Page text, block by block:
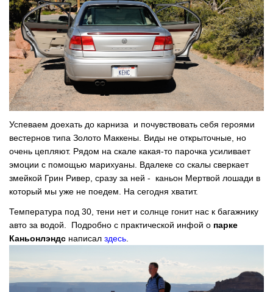
Успеваем доехать до карниза и почувствовать себя героями
вестернов типа Золото Маккены. Виды не открыточные, но
очень цепляют. Рядом на скале какая-то парочка усиливает
эмоции с помощью марихуаны. Вдалеке со скалы сверкает
змейкой Грин Ривер, сразу за ней - каньон Мертвой лошади в
который мы уже не поедем. На сегодня хватит.
Температура под 30, тени нет и солнце гонит нас к багажнику
авто за водой. Подробно с практической инфой о парке
Каньонлэндс написал здесь